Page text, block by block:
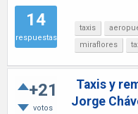
14
respuestas
taxis
miraflores
+21
votos
Taxis y
Jorge